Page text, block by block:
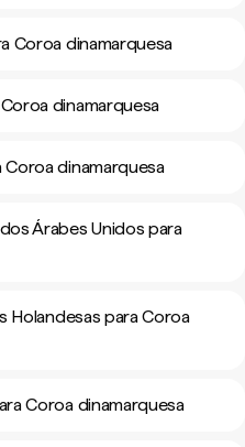
Coroa dinamarquesa
dinamarquesa
Coroa dinamarquesa
Árabes Unidos para
Holandesas para Coroa
Coroa dinamarquesa